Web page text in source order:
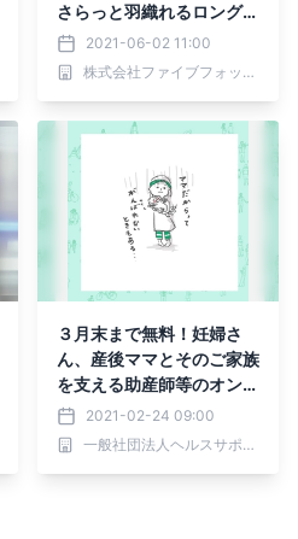
さらっと羽織れるロングジ
レが登場2021-06-02 11:00
株式会社ファイブフォックス
３月末まで無料！妊婦さ
ん、産後ママとそのご家族
を支える助産師等のオンラ
イン相談を実施中
2021-02-24 09:00
一般社団法人ヘルスサポーターズイノベーション